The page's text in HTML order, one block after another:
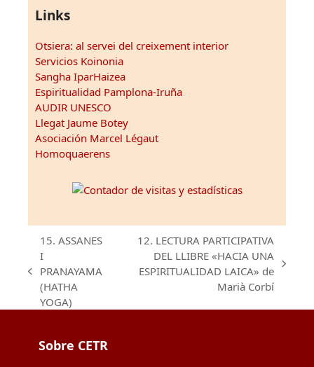
Links
Otsiera: al servei del creixement interior
Servicios Koinonia
Sangha IparHaizea
Espiritualidad Pamplona-Iruña
AUDIR UNESCO
Llegat Jaume Botey
Asociación Marcel Légaut
Homoquaerens
previous
post:
15. ASSANES
I
PRANAYAMA
(HATHA
YOGA)
next
12. LECTURA PARTICIPATIVA
DEL LLIBRE «HACIA UNA
ESPIRITUALIDAD LAICA» de
Marià Corbí
Sobre CETR